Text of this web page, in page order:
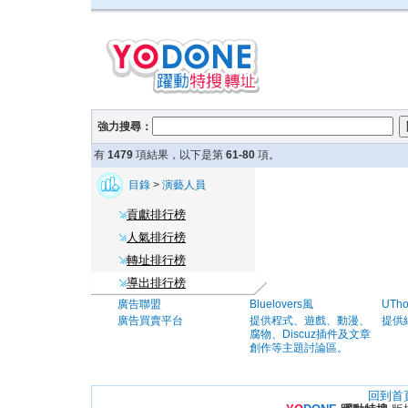
強力搜尋：
有 1479 項結果，以下是第 61-80 項。
目錄 > 演藝人員
貢獻排行榜
人氣排行榜
轉址排行榜
導出排行榜
廣告聯盟
廣告買賣平台
Bluelovers風
提供程式、遊戲、動漫、
腐物、Discuz插件及文章
創作等主題討論區。
提供
回到首